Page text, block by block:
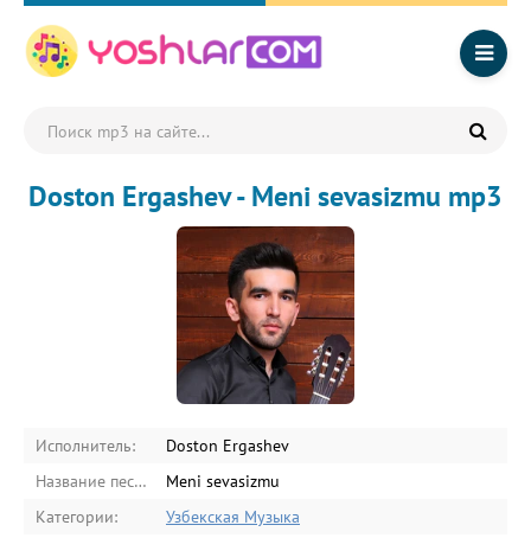
Doston Ergashev - Meni sevasizmu mp3
Исполнитель:
Doston Ergashev
Название песни:
Meni sevasizmu
Категории:
Узбекская Музыка